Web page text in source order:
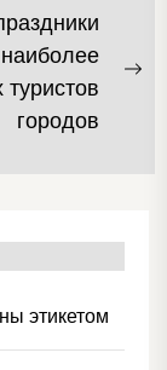
городов
этикетом